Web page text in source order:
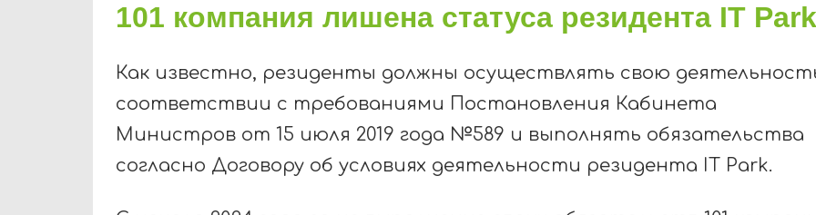
101 компания лишена статуса резидента IT Park
Как известно, резиденты должны осуществлять свою
соответствии с требованиями Постановления Кабинета
Министров от 15 июля 2019 года №589 и выполнять обязательства
согласно Договору об условиях деятельности резидента IT Park.